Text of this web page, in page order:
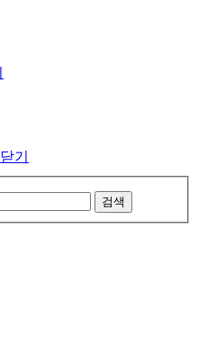
닫기
검색